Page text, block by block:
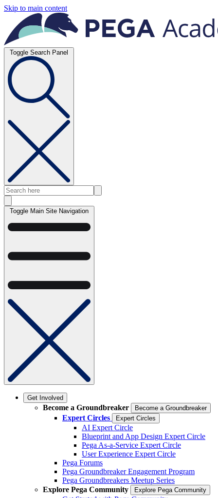
Skip to main content
Toggle Search Panel
Toggle Main Site Navigation
Get Involved
Become a Groundbreaker Become a Groundbreaker
Expert Circles Expert Circles
AI Expert Circle
Blueprint and App Design Expert Circle
Pega As-a-Service Expert Circle
User Experience Expert Circle
Pega Forums
Pega Groundbreaker Engagement Program
Pega Groundbreakers Meetup Series
Explore Pega Community
Explore Pega Community